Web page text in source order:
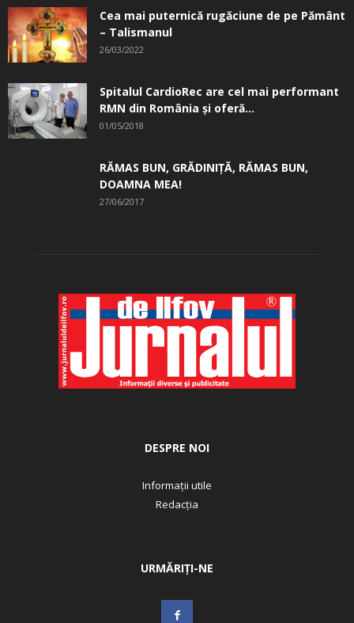
Cea mai puternică rugăciune de pe Pământ
– Talismanul
26/03/2022
Spitalul CardioRec are cel mai performant
RMN din România și oferă...
01/05/2018
RĂMAS BUN, GRĂDINIŢĂ, ­RĂMAS BUN,
DOAMNA MEA!
27/06/2017
DESPRE NOI
Informații utile
Redacția
URMĂRIȚI-NE